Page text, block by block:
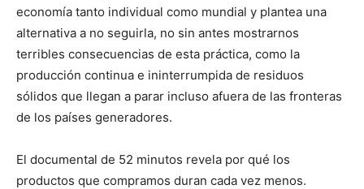
economía tanto individual como mundial y plantea una
alternativa a no seguirla, no sin antes mostrarnos
terribles consecuencias de esta práctica, como la
producción continua e ininterrumpida de residuos
sólidos que llegan a parar incluso afuera de las fronteras
de los países generadores.
El documental de 52 minutos revela por qué los
productos que compramos duran cada vez menos.